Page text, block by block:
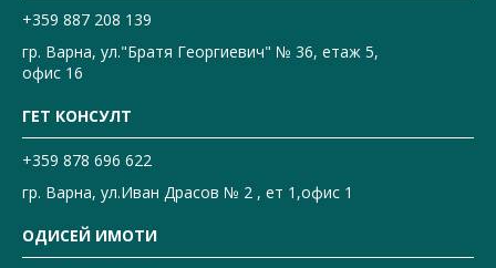
+359 887 208 139
гр. Варна, ул."Братя Георгиевич" № 36, етаж 5,
офис 16
ГЕТ КОНСУЛТ
+359 878 696 622
гр. Варна, ул.Иван Драсов № 2 , ет 1,офис 1
ОДИСЕЙ ИМОТИ